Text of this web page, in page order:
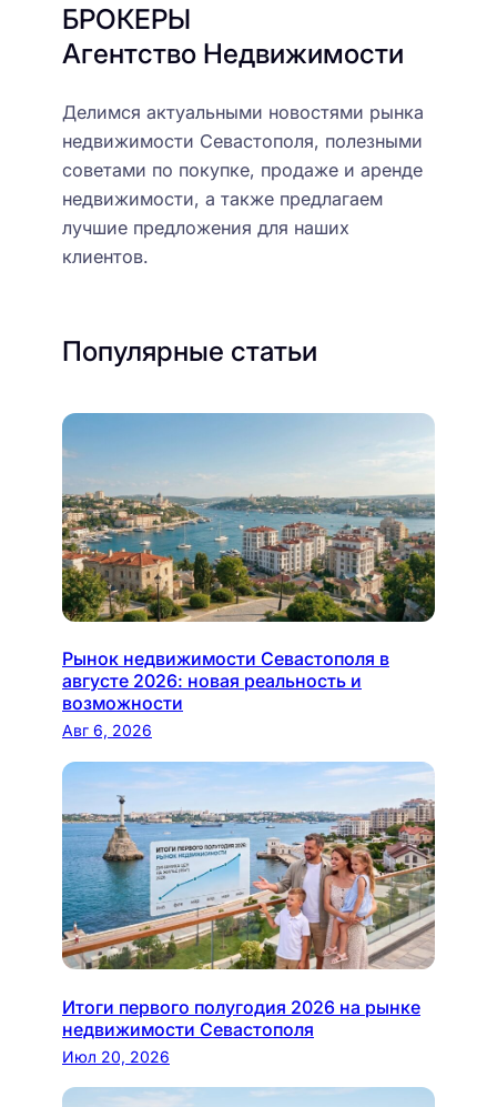
БРОКЕРЫ
Агентство Недвижимости
Делимся актуальными новостями рынка
недвижимости Севастополя, полезными
советами по покупке, продаже и аренде
недвижимости, а также предлагаем
лучшие предложения для наших
клиентов.
Популярные статьи
Рынок недвижимости Севастополя в
августе 2026: новая реальность и
возможности
Авг 6, 2026
Итоги первого полугодия 2026 на рынке
недвижимости Севастополя
Июл 20, 2026